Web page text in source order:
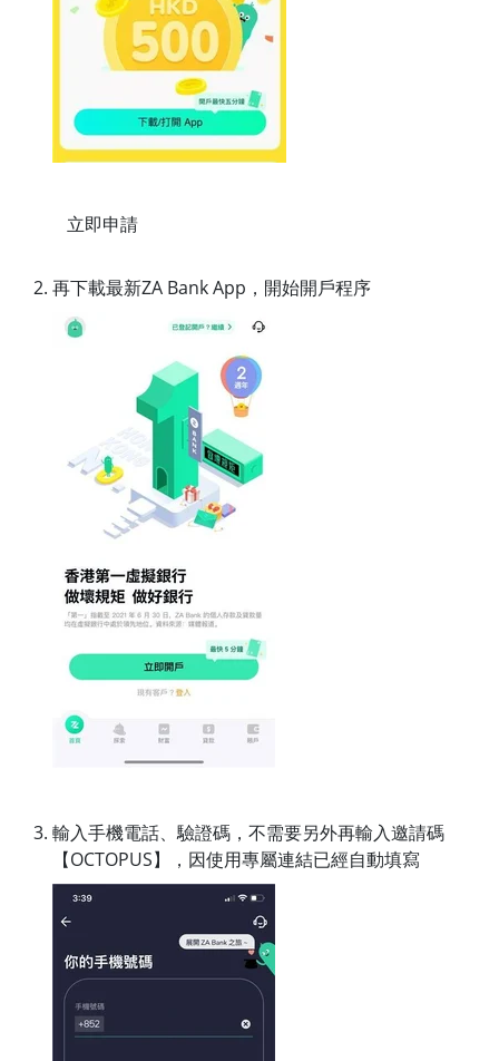
立即申請
再下載最新ZA Bank App，開始開戶程序
輸入手機電話、驗證碼，不需要另外再輸入邀請碼
【OCTOPUS】，因使用專屬連結已經自動填寫